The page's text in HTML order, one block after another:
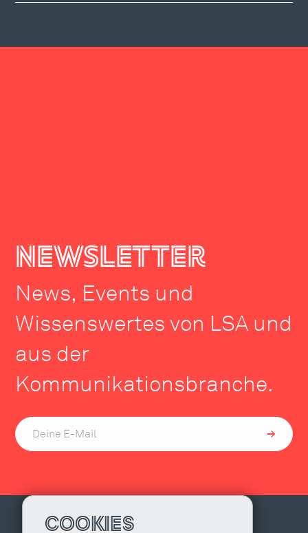
newsletter
News, Events und
Wissenswertes von LSA und
aus der
Kommunikationsbranche.
COOKIES